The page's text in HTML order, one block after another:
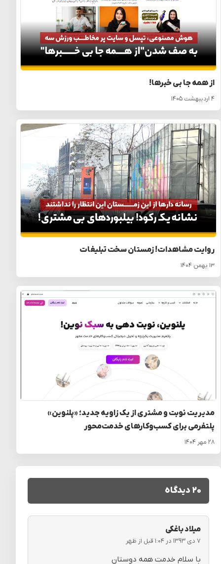
از همه جا بی خبرها!
۴ اردیبهشت ۱۴۰۵
روایت مشاهدات! زمستان سخت تبلیغات
۱۳ بهمن ۱۴۰۴
مدیریت نوبت و مشتری از یک زاویه جدید؛ «پلنوین»
پلتفرمی برای کسب‌وکارهای خدمت‌محور
۲۸ مهر ۱۴۰۴
۲۰ دیدگاه
میلاد باغکی
۷ دی ۱۳۹۳ در ۱:۰۴ قبل از ظهر
با سلام خدمت همه دوستان